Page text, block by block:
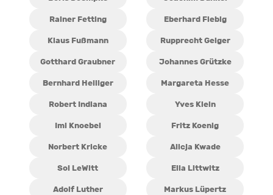
Rainer Fetting Eberhard Fiebig
Klaus Fußmann Rupprecht Geiger
Gotthard Graubner Johannes Grützke
Bernhard Heiliger Margareta Hesse
Robert Indiana Yves Klein
Imi Knoebel Fritz Koenig
Norbert Kricke Alicja Kwade
Sol LeWitt Ella Littwitz
Adolf Luther Markus Lüpertz